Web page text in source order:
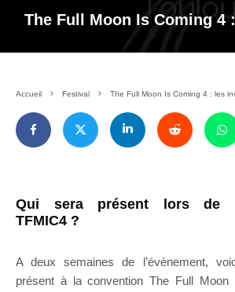
The Full Moon Is Coming 4
Accueil Festival The Full Moon Is Coming 4 : les
Qui sera présent lors de
TFMIC4 ?
A deux semaines de l’évènement,
présent à la convention The Full